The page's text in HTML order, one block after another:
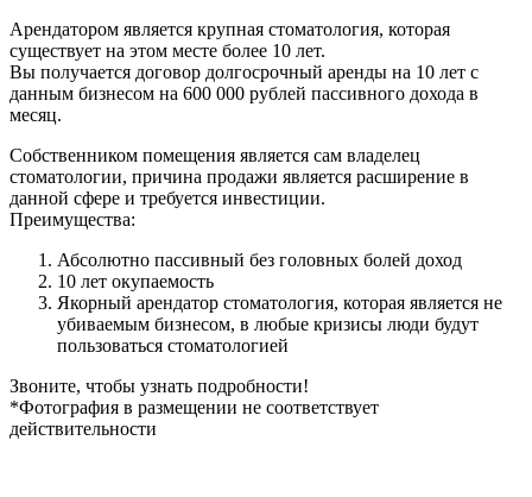
Арендатором является крупная стоматология, которая
существует на этом месте более 10 лет.
Вы получается договор долгосрочный аренды на 10 лет с
данным бизнесом на 600 000 рублей пассивного дохода в
месяц.
Собственником помещения является сам владелец
стоматологии, причина продажи является расширение в
данной сфере и требуется инвестиции.
Преимущества:
Абсолютно пассивный без головных болей доход
10 лет окупаемость
Якорный арендатор стоматология, которая является не
убиваемым бизнесом, в любые кризисы люди будут
пользоваться стоматологией
Звоните, чтобы узнать подробности!
*Фотография в размещении не соответствует
действительности